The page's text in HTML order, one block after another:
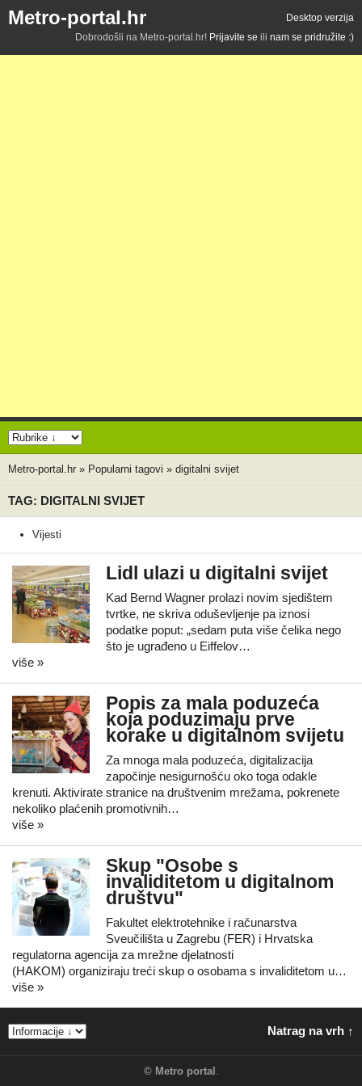
Metro-portal.hr
Desktop verzija
Dobrodošli na Metro-portal.hr! Prijavite se ili nam se pridružite :)
Metro-portal.hr » Popularni tagovi » digitalni svijet
TAG: DIGITALNI SVIJET
Vijesti
Lidl ulazi u digitalni svijet
Kad Bernd Wagner prolazi novim sjedištem
tvrtke, ne skriva oduševljenje pa iznosi
podatke poput: „sedam puta više čelika nego
što je ugrađeno u Eiffelov…
više »
Popis za mala poduzeća
koja poduzimaju prve
korake u digitalnom svijetu
Za mnoga mala poduzeća, digitalizacija
započinje nesigurnošću oko toga odakle
krenuti. Aktivirate stranice na društvenim mrežama, pokrenete
nekoliko plaćenih promotivnih…
više »
Skup "Osobe s
invaliditetom u digitalnom
društvu"
Fakultet elektrotehnike i računarstva
Sveučilišta u Zagrebu (FER) i Hrvatska
regulatorna agencija za mrežne djelatnosti
(HAKOM) organiziraju treći skup o osobama s invaliditetom u…
više »
Natrag na vrh ↑
© Metro portal .